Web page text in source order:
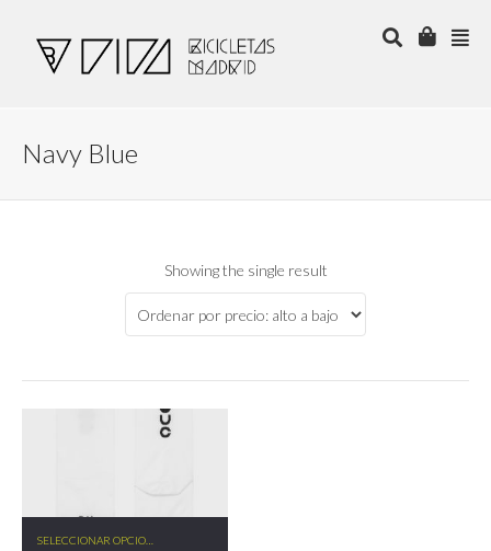
Navy Blue
Showing the single result
SELECCIONAR OPCIONES